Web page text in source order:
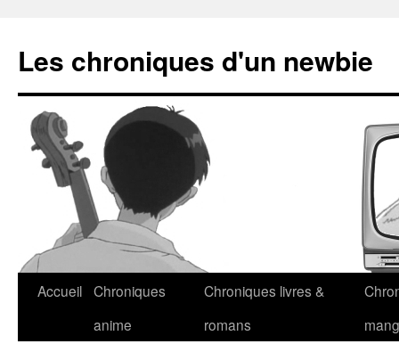
Les chroniques d'un newbie
Accueil Chroniques
anime
Chroniques livres &
romans